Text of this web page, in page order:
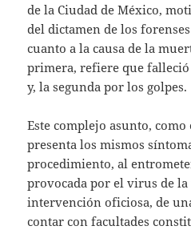
de la Ciudad de México,
del dictamen de los
cuanto a la causa de la
primera, refiere que
y, la segunda por los golpes.
Este complejo asunto, como
presenta los mismos
procedimiento, al
provocada por el virus de
intervención oficiosa, de
contar con facultades